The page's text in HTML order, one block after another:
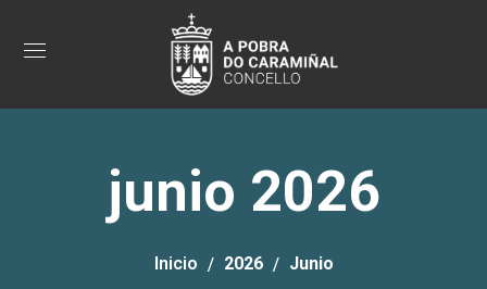
junio 2026
Inicio 2026 Junio